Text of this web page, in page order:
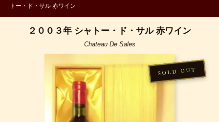
トー・ド・サル 赤ワイン
２００３年 シャトー・ド・サル 赤ワイン
Chateau De Sales